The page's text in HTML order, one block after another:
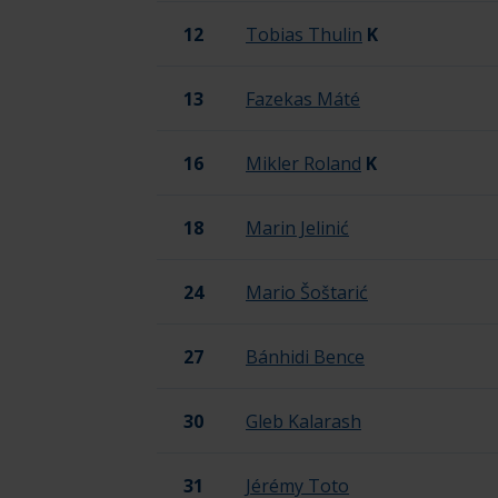
12 Tobias Thulin Kapus
K
13 Fazekas Máté
16 Mikler Roland Kapus
K
18 Marin Jelinić
24 Mario Šoštarić
27 Bánhidi Bence
30 Gleb Kalarash
31 Jérémy Toto